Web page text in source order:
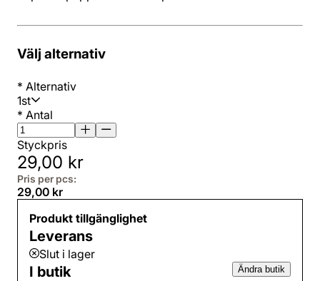
Välj alternativ
* Alternativ
1st
* Antal
Styckpris
29,00 kr
Pris per pcs:
29,00 kr
Produkt tillgänglighet
Leverans
Slut i lager
I butik Ändra butik